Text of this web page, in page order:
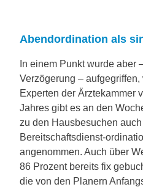
Abendordination als
In einem Punkt wurde aber
Verzögerung –
Experten der Ärztekammer
Jahres gibt es an den
zu den Hausbesuchen
Bereitschaftsdienst-
angenommen. Auch über
86 Prozent bereits fix
die von den Planern